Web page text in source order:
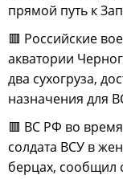
прямой путь к
🟥 Российские
акватории
два сухогруза,
назначения для
🟥 ВС РФ во
солдата ВСУ в
берцах, сообщил